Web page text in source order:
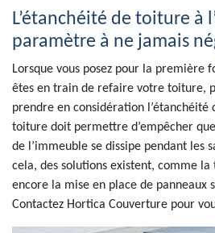
L’étanchéité de toiture à
paramètre à ne jamais
Lorsque vous posez pour la première
êtes en train de refaire votre toiture,
prendre en considération l’étanchéité
toiture doit permettre d’empêcher
de l’immeuble se dissipe pendant les
cela, des solutions existent, comme
encore la mise en place de panneaux
Contactez Hortica Couverture pour